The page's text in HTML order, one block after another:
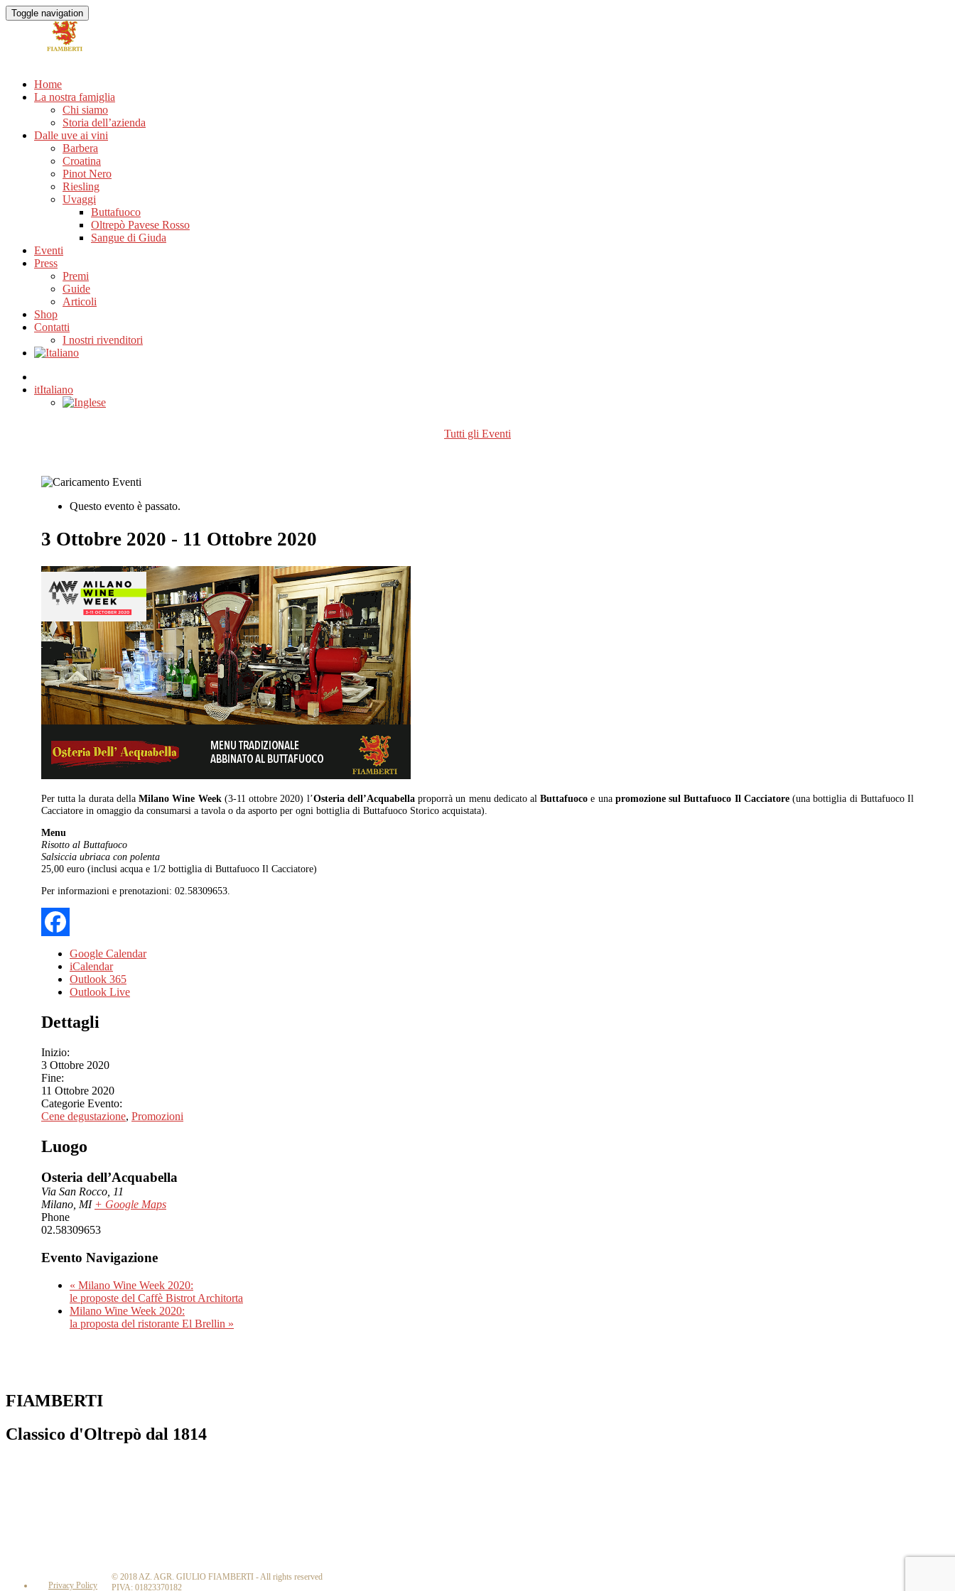
Toggle navigation
Home
La nostra famiglia
Chi siamo
Storia dell’azienda
Dalle uve ai vini
Barbera
Croatina
Pinot Nero
Riesling
Uvaggi
Buttafuoco
Oltrepò Pavese Rosso
Sangue di Giuda
Eventi
Press
Premi
Guide
Articoli
Shop
Contatti
I nostri rivenditori
itItaliano
Tutti gli Eventi
Questo evento è passato.
3 Ottobre 2020 - 11 Ottobre 2020
Per tutta la durata dellaMilano Wine Week(3-11 ottobre 2020) l’Osteria dell’Acquabellaproporrà un menu dedicato alButtafuoco e una promozione sul Buttafuoco Il Cacciatore(una bottiglia di Buttafuoco Il
Cacciatore in omaggio da consumarsi a tavola o da asporto per ogni bottiglia di Buttafuoco Storico acquistata).
Menu
Risotto al Buttafuoco
Salsiccia ubriaca con polenta
25,00 euro (inclusi acqua e 1/2 bottiglia di Buttafuoco Il Cacciatore)
Per informazioni e prenotazioni: 02.58309653.
Google Calendar
iCalendar
Outlook 365
Outlook Live
Dettagli
Inizio:
3 Ottobre 2020
Fine:
11 Ottobre 2020
Categorie Evento:
Cene degustazione, Promozioni
Luogo
Osteria dell’Acquabella
Via San Rocco, 11
Milano, MI + Google Maps
Phone
02.58309653
Evento Navigazione
« Milano Wine Week 2020:
le proposte del Caffè Bistrot Architorta
Milano Wine Week 2020:
la proposta del ristorante El Brellin »
FIAMBERTI
Classico d'Oltrepò dal 1814
Privacy Policy
© 2018 AZ. AGR. GIULIO FIAMBERTI - All rights reserved
PIVA: 01823370182